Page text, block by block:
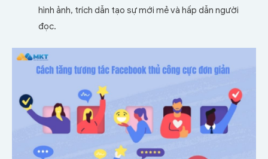
hình ảnh, trích dẫn tạo sự mới mẻ và hấp dẫn người
đọc.